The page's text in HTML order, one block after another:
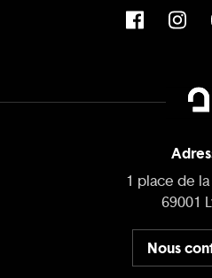
1 place de
69001
Nous